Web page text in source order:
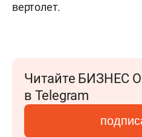
вертолет.
Читайте БИЗНЕС
в Telegram